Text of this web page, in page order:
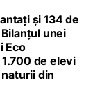
și 134 de
unei
Eco
de elevi
din